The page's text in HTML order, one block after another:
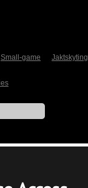
Small-game Jaktskyting